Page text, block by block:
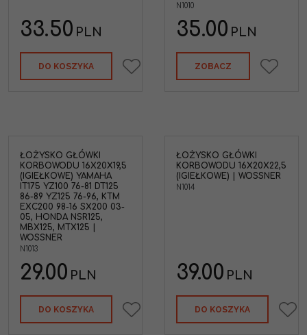
33.50 PLN
DO KOSZYKA
N1010
35.00 PLN
ZOBACZ
ŁOŻYSKO GŁÓWKI
KORBOWODU 16X20X19,5
(IGIEŁKOWE) YAMAHA
IT175 YZ100 76-81 DT125
86-89 YZ125 76-96, KTM
EXC200 98-16 SX200 03-
05, HONDA NSR125,
MBX125, MTX125 |
WOSSNER
N1013
29.00 PLN
DO KOSZYKA
Łożysko igiełkowe główki
korbowodu 16x20x22,5 |
Wossner N1014
Średnica wewnętrzna
16mm
Średnica zewnętrzna
20mm
ŁOŻYSKO GŁÓWKI
KORBOWODU 16X20X22,5
(IGIEŁKOWE) | WOSSNER
N1014
39.00 PLN
DO KOSZYKA